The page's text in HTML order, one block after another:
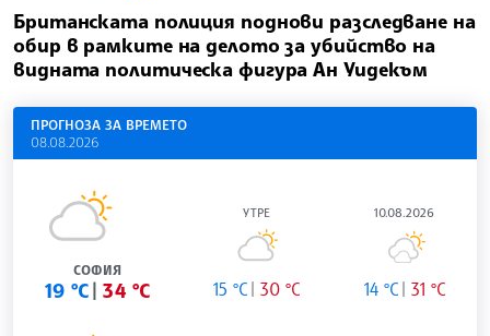
Британската полиция поднови разследване на
обир в рамките на делото за убийство на
видната политическа фигура Ан Уидекъм
ПРОГНОЗА ЗА ВРЕМЕТО
08.08.2026
СОФИЯ
19 °C 34 °C
УТРЕ
15 °C 30 °C
10.08.2026
14 °C 31 °C